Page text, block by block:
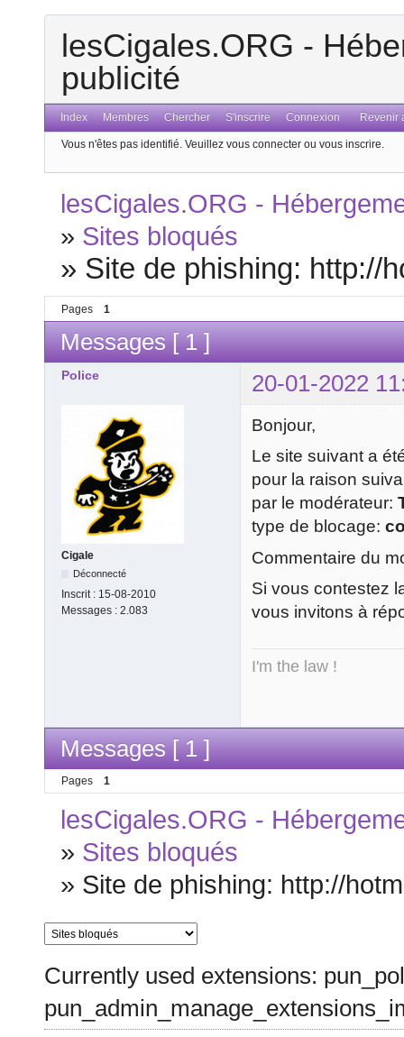
lesCigales.ORG -
publicité
Index Membres Chercher S'inscrire Connexion Revenir
Vous n'êtes pas identifié. Veuillez vous connecter ou vous inscrire.
lesCigales.ORG -
» Sites bloqués
» Site de phishing: http://
Pages 1
Messages [ 1 ]
Police 20-01-2022
Cigale
Déconnecté
Inscrit : 15-08-2010
Messages : 2.083
Bonjour,
Le site suivant a
pour la raison
par le modérateur:
type de blocage:
Commentaire du
Si vous contestez
vous invitons à
I'm the law !
Messages [ 1 ]
Pages 1
lesCigales.ORG -
» Sites bloqués
» Site de phishing: http://
Currently used extensions: